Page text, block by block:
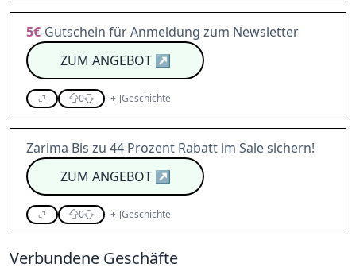
5€-Gutschein für Anmeldung zum Newsletter
ZUM ANGEBOT↗
0 [+]Geschichte
Zarima Bis zu 44 Prozent Rabatt im Sale sichern!
ZUM ANGEBOT↗
0 [+]Geschichte
Verbundene Geschäfte